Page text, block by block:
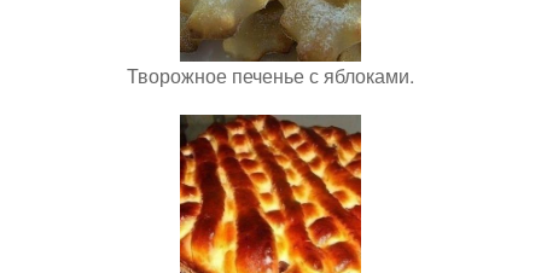
Творожное печенье с яблоками.